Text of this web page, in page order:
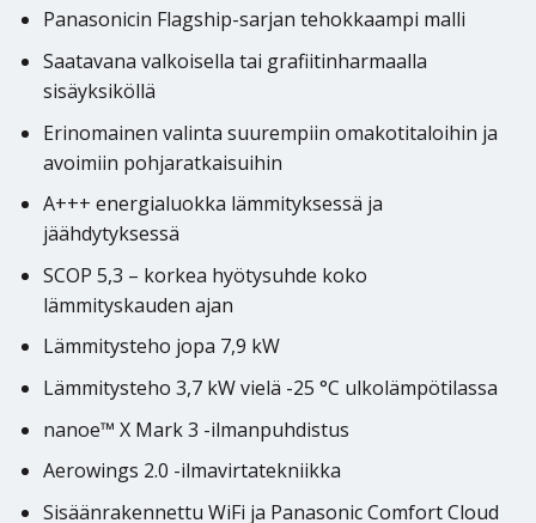
Panasonicin Flagship-sarjan tehokkaampi malli
Saatavana valkoisella tai grafiitinharmaalla
sisäyksiköllä
Erinomainen valinta suurempiin omakotitaloihin ja
avoimiin pohjaratkaisuihin
A+++ energialuokka lämmityksessä ja
jäähdytyksessä
SCOP 5,3 – korkea hyötysuhde koko
lämmityskauden ajan
Lämmitysteho jopa 7,9 kW
Lämmitysteho 3,7 kW vielä -25 °C ulkolämpötilassa
nanoe™ X Mark 3 -ilmanpuhdistus
Aerowings 2.0 -ilmavirtatekniikka
Sisäänrakennettu WiFi ja Panasonic Comfort Cloud